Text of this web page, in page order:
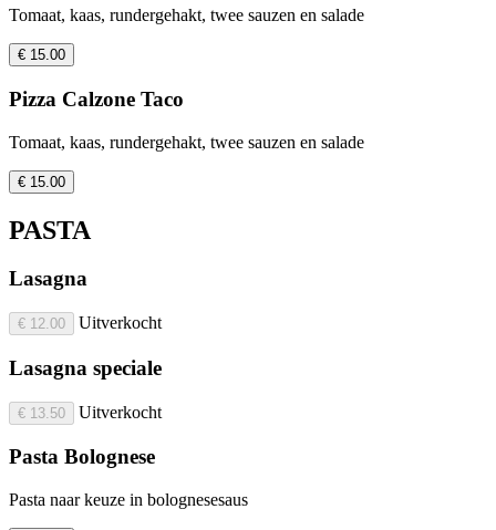
Tomaat, kaas, rundergehakt, twee sauzen en salade
€ 15.00
Pizza Calzone Taco
Tomaat, kaas, rundergehakt, twee sauzen en salade
€ 15.00
PASTA
Lasagna
€ 12.00 Uitverkocht
Lasagna speciale
€ 13.50 Uitverkocht
Pasta Bolognese
Pasta naar keuze in bolognesesaus